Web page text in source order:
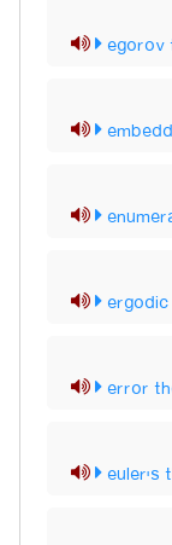
egorov
error
euler's